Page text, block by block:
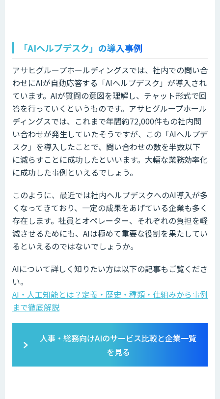
「AIヘルプデスク」の導入事例
アサヒグループホールディングスでは、社内での問い合
わせにAIが自動応答する「AIヘルプデスク」が導入され
ています。AIが質問の意図を理解し、チャット形式で回
答を行っていくというものです。アサヒグループホール
ディングスでは、これまで年間約72,000件もの社内問
い合わせが発生していたそうですが、この「AIヘルプデ
スク」を導入したことで、問い合わせの数を半数以下
に減らすことに成功したといいます。大幅な業務効率化
に成功した事例といえるでしょう。
このように、最近では社内ヘルプデスクへのAI導入が多
くなってきており、一定の成果をあげている企業も多く
存在します。社員とオペレーター、それぞれの負担を軽
減させるためにも、AIは極めて重要な役割を果たしてい
るといえるのではないでしょうか。
AIについて詳しく知りたい方は以下の記事もご覧くださ
い。
AI・人工知能とは？定義・歴史・種類・仕組みから事例
まで徹底解説
人事・総務向けAIのサービス比較と企業一覧
を見る